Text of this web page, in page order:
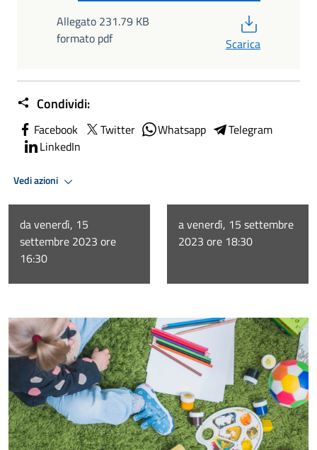
Allegato 231.79 KB
formato pdf
Scarica
Condividi:
Facebook Twitter Whatsapp
Telegram
LinkedIn
Vedi azioni
da venerdì, 15
settembre 2023 ore
16:30
a venerdì, 15 settembre
2023 ore 18:30